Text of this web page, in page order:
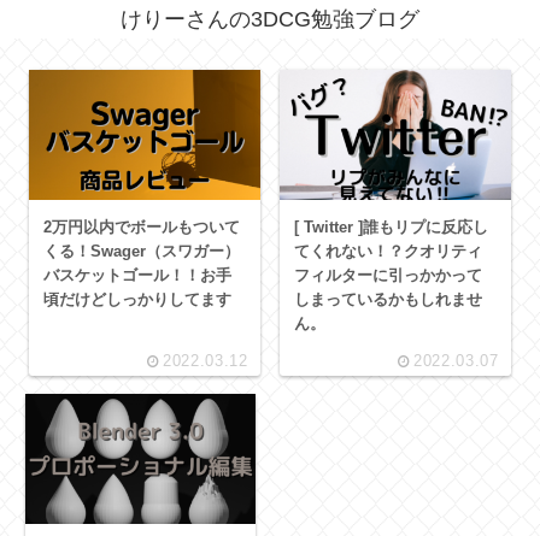
けりーさんの3DCG勉強ブログ
2万円以内でボールもついて
くる！Swager（スワガー）
バスケットゴール！！お手
頃だけどしっかりしてます
2022.03.12
[ Twitter ]誰もリプに反応し
てくれない！？クオリティ
フィルターに引っかかって
しまっているかもしれませ
ん。
2022.03.07